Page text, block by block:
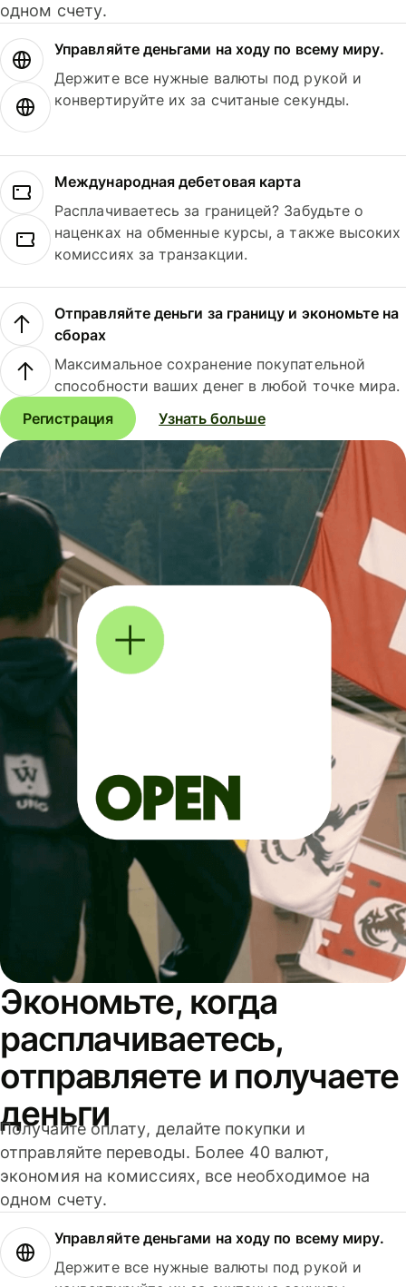
одном счету.
Управляйте деньгами на ходу по всему миру.
Держите все нужные валюты под рукой и
конвертируйте их за считаные секунды.
Международная дебетовая карта
Расплачиваетесь за границей? Забудьте о
наценках на обменные курсы, а также высоких
комиссиях за транзакции.
Отправляйте деньги за границу и экономьте на
сборах
Максимальное сохранение покупательной
способности ваших денег в любой точке мира.
Регистрация
Узнать больше
Экономьте, когда
расплачиваетесь,
отправляете и получаете
деньги
Получайте оплату, делайте покупки и
отправляйте переводы. Более 40 валют,
экономия на комиссиях, все необходимое на
одном счету.
Управляйте деньгами на ходу по всему миру.
Держите все нужные валюты под рукой и